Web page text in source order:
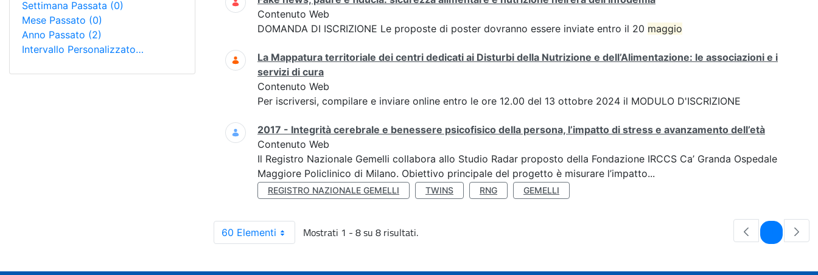
Settimana Passata (0)
Mese Passato (0)
Anno Passato (2)
Intervallo Personalizzato…
Contenuto Web
DOMANDA DI ISCRIZIONE Le proposte di poster dovranno essere inviate entro il 20 maggio
La Mappatura territoriale dei centri dedicati ai Disturbi della Nutrizione e dell’Alimentazione: le associazioni e i
servizi di cura
Contenuto Web
Per iscriversi, compilare e inviare online entro le ore 12.00 del 13 ottobre 2024 il MODULO D'ISCRIZIONE
2017 - Integrità cerebrale e benessere psicofisico della persona, l’impatto di stress e avanzamento dell’età
Contenuto Web
Il Registro Nazionale Gemelli collabora allo Studio Radar proposto della Fondazione IRCCS Ca’ Granda Ospedale
Maggiore Policlinico di Milano. Obiettivo principale del progetto è misurare l’impatto...
REGISTRO NAZIONALE GEMELLI TWINS RNG GEMELLI
60 Elementi Mostrati 1 - 8 su 8 risultati. Pagina